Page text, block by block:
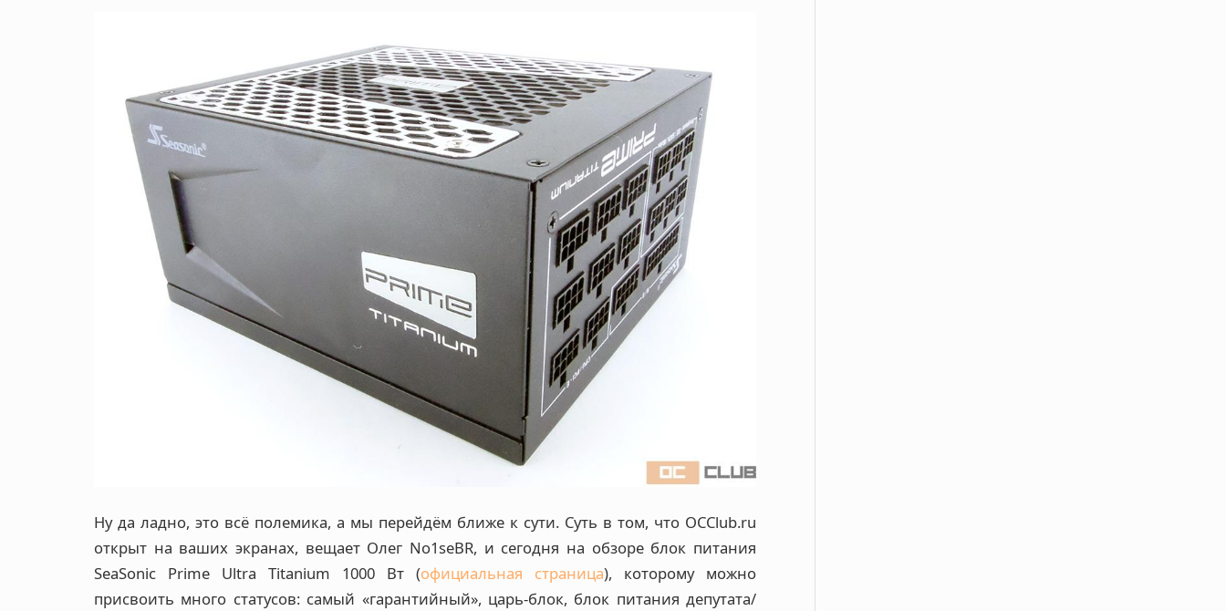
Ну да ладно, это всё полемика, а мы перейдём ближе к сути. Суть в том, что OCClub.ru
открыт на ваших экранах, вещает Олег No1seBR, и сегодня на обзоре блок питания
SeaSonic Prime Ultra Titanium 1000 Вт (официальная страница), которому можно
присвоить много статусов: самый «гарантийный», царь-блок, блок питания депутата/